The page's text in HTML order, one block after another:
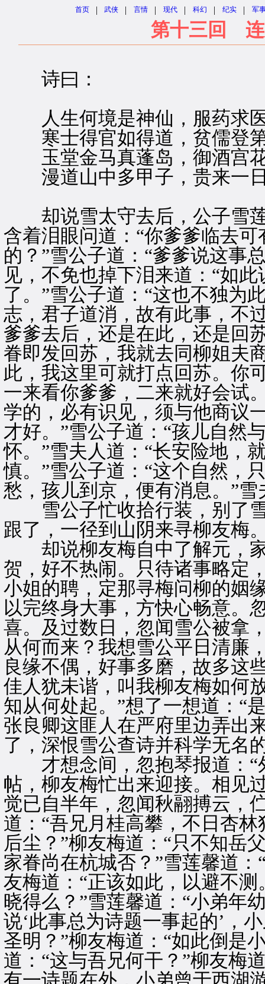
首页 | 武侠 | 言情 | 现代 | 科幻 | 纪实 | 军
第十三回 连
诗曰：
人生何境是神仙，服药求
寒士得官如得道，贫儒登
玉堂金马真蓬岛，御酒宫
漫道山中多甲子，贵来一
却说雪太守去后，公子雪莲
含着泪眼问道：“你爹爹临去
的？”雪公子道：“爹爹说这事
见，不免也掉下泪来道：“如
了。”雪公子道：“这也不独为
志，君子道消，故有此事，不
爹爹去后，还是在此，还是回
眷即发回苏，我就去同柳姐夫
此，我这里可就打点回苏。你
一来看你爹爹，二来就好会试
学的，必有识见，须与他商议
才好。”雪公子道：“孩儿自然
怀。”雪夫人道：“长安险地，
慎。”雪公子道：“这个自然，
愁，孩儿到京，便有消息。”
雪公子忙收拾行装，别了雪
跟了，一径到山阴来寻柳友梅
却说柳友梅自中了解元，家
贺，好不热闹。只待诸事略定
小姐的聘，定那寻梅问柳的姻
以完终身大事，方快心畅意。
喜。及过数日，忽闻雪公被拿
从何而来？我想雪公平日清廉
良缘不偶，好事多磨，故多这
佳人犹未谐，叫我柳友梅如何
知从何处起。”想了一想道：“
张良卿这匪人在严府里边弄出
了，深恨雪公查诗并科学无名
才想念间，忽抱琴报道：“
帖，柳友梅忙出来迎接。相见
觉已自半年，忽闻秋翮搏云，
道：“吾兄月桂高攀，不日杏
后尘？”柳友梅道：“只不知岳
家眷尚在杭城否？”雪莲馨道
友梅道：“正该如此，以避不
晓得么？”雪莲馨道：“小弟年
说‘此事总为诗题一事起的’，
圣明？”柳友梅道：“如此倒是
道：“这与吾兄何干？”柳友梅